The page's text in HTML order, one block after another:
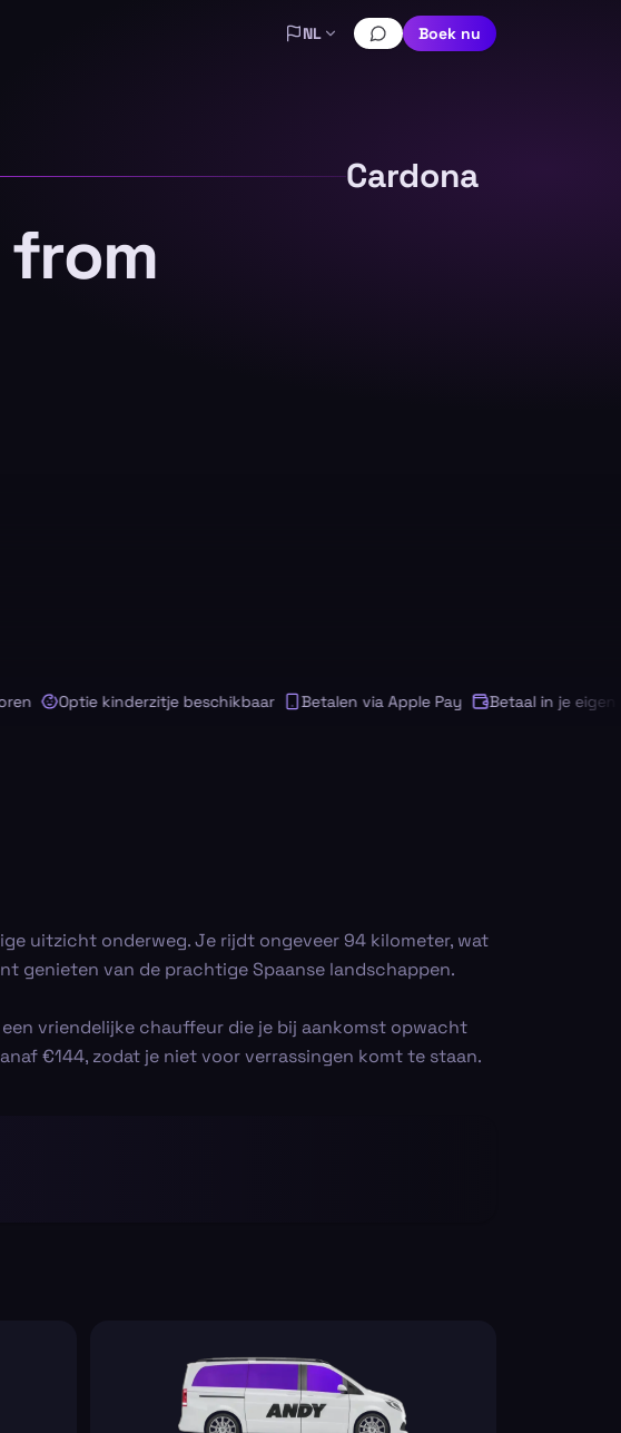
NL Boek nu
Cardona
from
Optie kinderzitje beschikbaar Betalen via Apple Pay Betaal in je eigen
uitzicht onderweg. Je rijdt ongeveer 94 kilometer, wat
genieten van de prachtige Spaanse landschappen.
vriendelijke chauffeur die je bij aankomst opwacht
€144, zodat je niet voor verrassingen komt te staan.